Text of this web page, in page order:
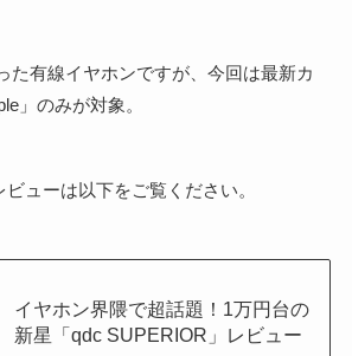
た有線イヤホンですが、今回は最新カ
」のみが対象。
ューは以下をご覧ください。
イヤホン界隈で超話題！1万円台の
新星「qdc SUPERIOR」レビュー